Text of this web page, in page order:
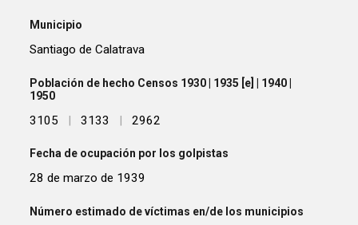
Municipio
Santiago de Calatrava
Población de hecho Censos 1930 | 1935 [e] | 1940 |
1950
3105 | 3133 | 2962
Fecha de ocupación por los golpistas
28 de marzo de 1939
Número estimado de víctimas en/de los municipios